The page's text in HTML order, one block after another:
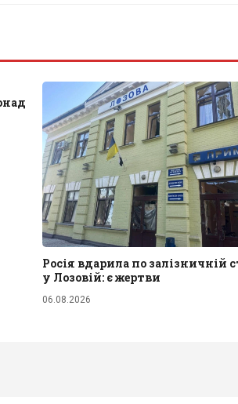
Росія вдарила по залізничній
у Лозовій: є жертви
06.08.2026